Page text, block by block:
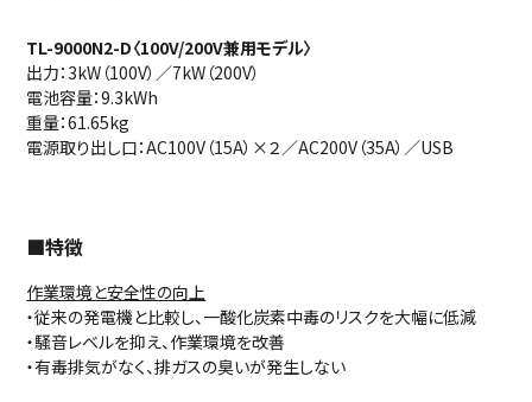
TL-9000N2-D〈100V/200V兼用モデル〉
出力：3kW（100V）／7kW（200V）
電池容量：9.3kWh
重量：61.65kg
電源取り出し口：AC100V（15A）×２／AC200V（35A）／USB
■特徴
作業環境と安全性の向上
・従来の発電機と比較し、一酸化炭素中毒のリスクを大幅に低減
・騒音レベルを抑え、作業環境を改善
・有毒排気がなく、排ガスの臭いが発生しない